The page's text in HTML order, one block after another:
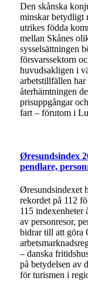
Den skånska
minskar betydligt
utrikes födda
mellan Skånes
sysselsättningen
försvarssektorn
huvudsakligen i
arbetstillfällen
återhämtningen
prisuppgångar
fart – förutom i
Øresundsindex
pendlare,
Øresundsindexet
rekordet på 112
115
av personresor,
bidrar till att göra
– danska
på betydelsen av
för turismen i